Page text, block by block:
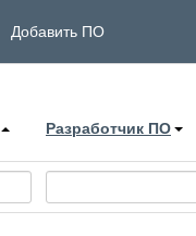
Добавить ПО
Разработчик ПО